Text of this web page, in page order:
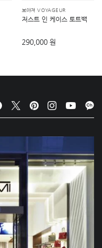
보야져 VOYAGEUR
저스트 인 케이스 토트백
290,000 원